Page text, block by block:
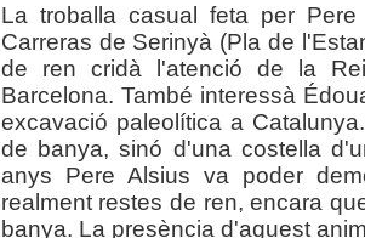
La troballa casual feta per
Carreras de Serinyà (Pla de
de ren cridà l'atenció de la
Barcelona. També interessà
excavació paleolítica a
de banya, sinó d'una costella
anys Pere Alsius va poder
realment restes de ren, encara
banya. La presència d'aquest